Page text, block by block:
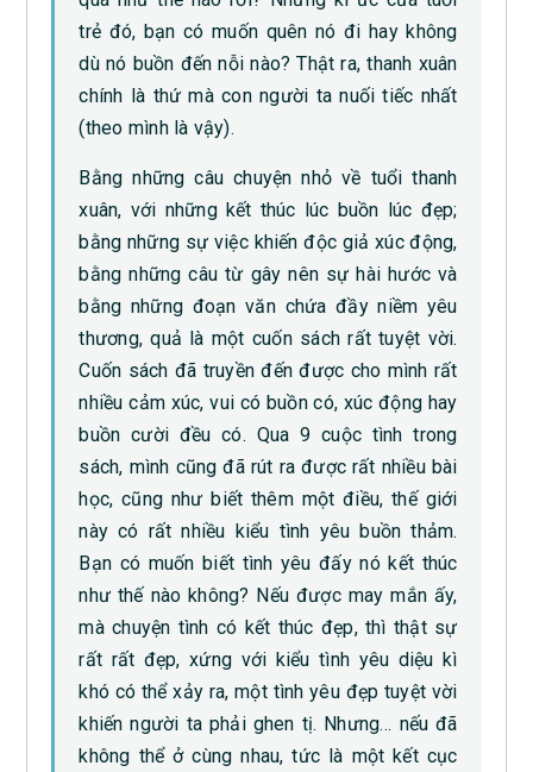
trẻ đó, bạn có muốn quên nó đi hay không
dù nó buồn đến nỗi nào? Thật ra, thanh xuân
chính là thứ mà con người ta nuối tiếc nhất
(theo mình là vậy).
Bằng những câu chuyện nhỏ về tuổi thanh
xuân, với những kết thúc lúc buồn lúc đẹp;
bằng những sự việc khiến độc giả xúc động,
bằng những câu từ gây nên sự hài hước và
bằng những đoạn văn chứa đầy niềm yêu
thương, quả là một cuốn sách rất tuyệt vời.
Cuốn sách đã truyền đến được cho mình rất
nhiều cảm xúc, vui có buồn có, xúc động hay
buồn cười đều có. Qua 9 cuộc tình trong
sách, mình cũng đã rút ra được rất nhiều bài
học, cũng như biết thêm một điều, thế giới
này có rất nhiều kiểu tình yêu buồn thảm.
Bạn có muốn biết tình yêu đấy nó kết thúc
như thế nào không? Nếu được may mắn ấy,
mà chuyện tình có kết thúc đẹp, thì thật sự
rất rất đẹp, xứng với kiểu tình yêu diệu kì
khó có thể xảy ra, một tình yêu đẹp tuyệt vời
khiến người ta phải ghen tị. Nhưng… nếu đã
không thể ở cùng nhau, tức là một kết cục